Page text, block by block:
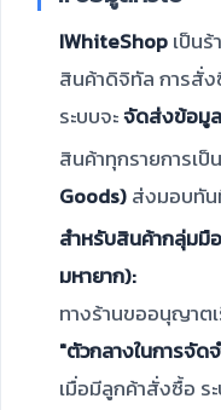
IWhiteShop เป็น
สินค้าดิจิทัล การสั่ง
ระบบจะจัดส่งข้อมู
สินค้าทุกรายการเป็
Goods) ส่งมอบทัน
สำหรับสินค้ากลุ่มมื
มหายาก):
ทางร้านขออนุญาตเ
"ตัวกลางในการจัด
เมื่อมีลูกค้าสั่งซื้อ ร